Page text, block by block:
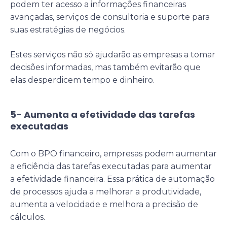
podem ter acesso a informações financeiras
avançadas, serviços de consultoria e suporte para
suas estratégias de negócios.
Estes serviços não só ajudarão as empresas a tomar
decisões informadas, mas também evitarão que
elas desperdicem tempo e dinheiro.
5- Aumenta a efetividade das tarefas
executadas
Com o BPO financeiro, empresas podem aumentar
a eficiência das tarefas executadas para aumentar
a efetividade financeira. Essa prática de automação
de processos ajuda a melhorar a produtividade,
aumenta a velocidade e melhora a precisão de
cálculos.